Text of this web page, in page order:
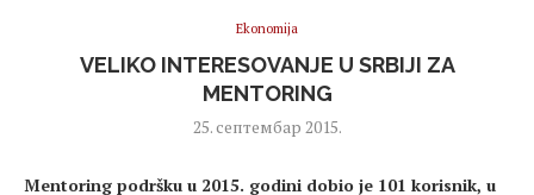
Ekonomija
VELIKO INTERESOVANJE U SRBIJI ZA
MENTORING
25. септембар 2015.
Mentoring podršku u 2015. godini dobio je 101 korisnik, u